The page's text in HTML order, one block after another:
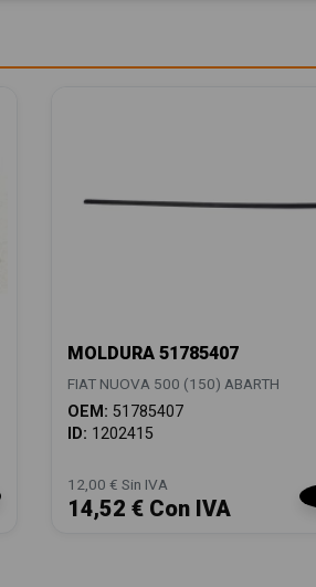
MOLDURA 51785407
FIAT NUOVA 500 (150) ABARTH
OEM: 51785407
ID: 1202415
12,00 € Sin IVA
14,52 € Con IVA